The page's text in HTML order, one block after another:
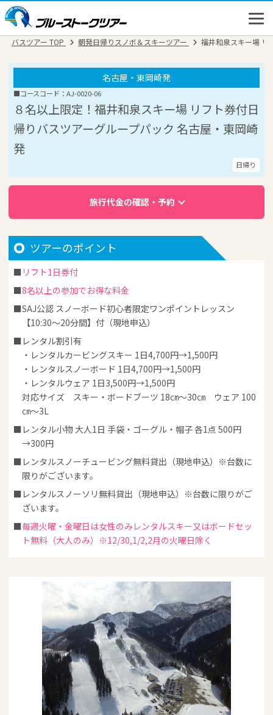
バスツアー
新幹線
バスツアー TOP 朝発日帰りスノボ＆スキーツアー 福井和泉スキー場 リ
８名以上限定！福井和泉スキー場 リフト券付日
帰りバスツアーグループパック 名古屋・東岡崎
発
名古屋・東岡崎発
■コースコード：AJ-0020-06
日帰り
旅行代金の確認・予約
ツアーのポイント
リフト1日券付
8名以上の参加でお得な料金
SAJ公認 スノーボード初心者限定ワンポイントレッスン
【10:30～20分間】付（現地申込）
レンタル割引有
・レンタルカービングスキー 1日4,700円→1,500円
・レンタルスノーボード 1日4,700円→1,500円
・レンタルウェア 1日3,500円→1,500円
対応サイズ スキー・ボードブーツ 18㎝～30㎝ ウェア 100
㎝～3L
レンタル小物 大人1日 手袋・ゴーグル・帽子 各1点 500円
→300円
レンタルスノーチュービング無料貸出（現地申込）※台数に
限りがございます。
レンタルスノーソリ無料貸出（現地申込）※台数に限りがご
ざいます。
毎週火曜・金曜日は女性のみレンタルスキー又はボードセッ
ト無料（大人のみ）※12/30,1/2,2月の火曜日除く